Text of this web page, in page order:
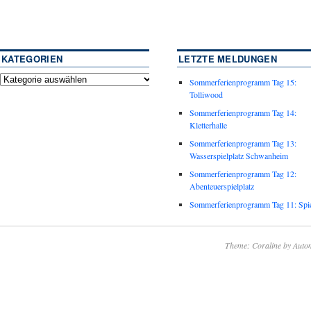
KATEGORIEN LETZTE MELDUNGEN
Sommerferienprogramm Tag 15:
Tolliwood
Sommerferienprogramm Tag 14:
Kletterhalle
Sommerferienprogramm Tag 13:
Wasserspielplatz Schwanheim
Sommerferienprogramm Tag 12:
Abenteuerspielplatz
Sommerferienprogramm Tag 11:
Theme: Coraline by